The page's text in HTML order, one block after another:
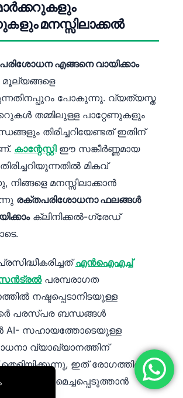
മനസ്സിലാക്കൽ
എങ്ങനെ വായിക്കാം
പോകുന്നു. വ്യത്യസ്ത
തമ്മിലുള്ള പാറ്റേണുകളും
തിരിച്ചറിയേണ്ടത് ഇതിന്
കാന്റേസ്റ്റിഈ സങ്കീർണ്ണമായ
മികവ്
മനസ്സിലാക്കാൻ
രക്തപരിശോധനാ ഫലങ്ങൾ
ക്ലിനിക്കൽ-ഗ്രേഡ്
എൻഐഎച്ച്
പരമ്പരാഗത
നഷ്ടപ്പെടാനിടയുള്ള
പരസ്പര ബന്ധങ്ങൾ
AI- സഹായത്തോടെയുള്ള
വ്യാഖ്യാനത്തിന്
ഇത് രോഗത്തിന്റെ
മെച്ചപ്പെടുത്താൻ